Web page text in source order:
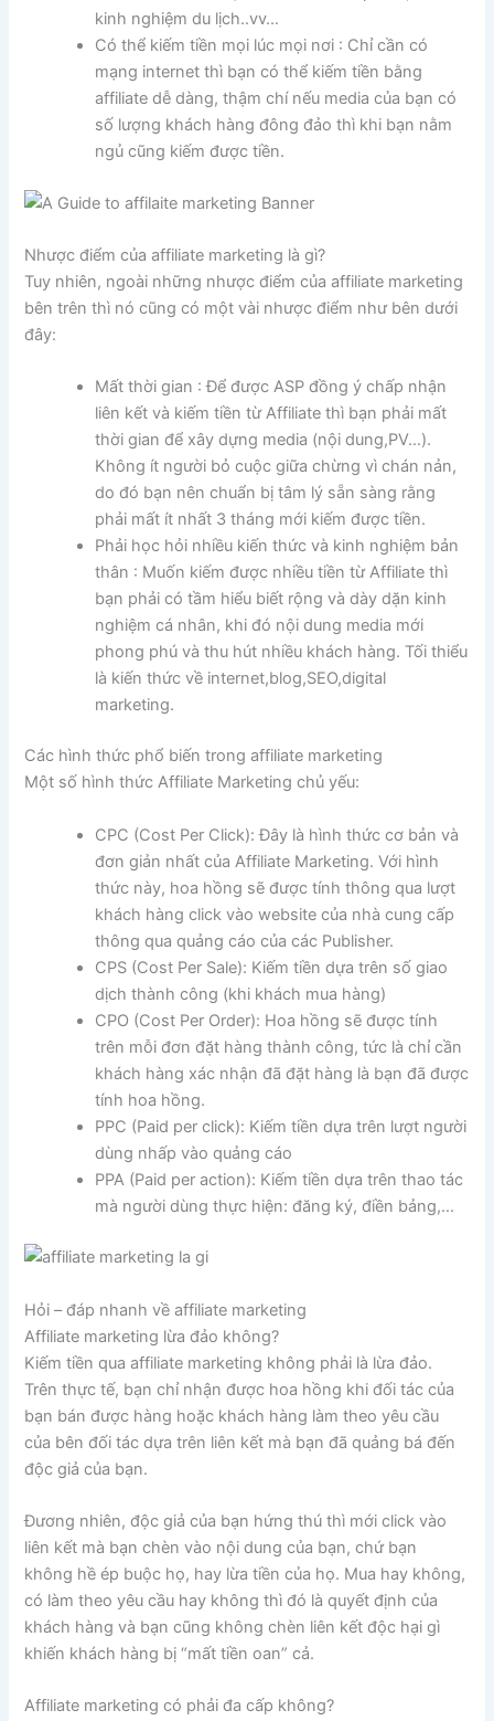
kinh nghiệm du lịch..vv…
Có thể kiếm tiền mọi lúc mọi nơi : Chỉ cần có
mạng internet thì bạn có thể kiếm tiền bằng
affiliate dễ dàng, thậm chí nếu media của bạn có
số lượng khách hàng đông đảo thì khi bạn nằm
ngủ cũng kiếm được tiền.
Nhược điểm của affiliate marketing là gì?
Tuy nhiên, ngoài những nhược điểm của affiliate marketing
bên trên thì nó cũng có một vài nhược điểm như bên dưới
đây:
Mất thời gian : Để được ASP đồng ý chấp nhận
liên kết và kiếm tiền từ Affiliate thì bạn phải mất
thời gian để xây dựng media (nội dung,PV…).
Không ít người bỏ cuộc giữa chừng vì chán nản,
do đó bạn nên chuẩn bị tâm lý sẵn sàng rằng
phải mất ít nhất 3 tháng mới kiếm được tiền.
Phải học hỏi nhiều kiến thức và kinh nghiệm bản
thân : Muốn kiếm được nhiều tiền từ Affiliate thì
bạn phải có tầm hiểu biết rộng và dày dặn kinh
nghiệm cá nhân, khi đó nội dung media mới
phong phú và thu hút nhiều khách hàng. Tối thiểu
là kiến thức về internet,blog,SEO,digital
marketing.
Các hình thức phổ biến trong affiliate marketing
Một số hình thức Affiliate Marketing chủ yếu:
CPC (Cost Per Click): Đây là hình thức cơ bản và
đơn giản nhất của Affiliate Marketing. Với hình
thức này, hoa hồng sẽ được tính thông qua lượt
khách hàng click vào website của nhà cung cấp
thông qua quảng cáo của các Publisher.
CPS (Cost Per Sale): Kiếm tiền dựa trên số giao
dịch thành công (khi khách mua hàng)
CPO (Cost Per Order): Hoa hồng sẽ được tính
trên mỗi đơn đặt hàng thành công, tức là chỉ cần
khách hàng xác nhận đã đặt hàng là bạn đã được
tính hoa hồng.
PPC (Paid per click): Kiếm tiền dựa trên lượt người
dùng nhấp vào quảng cáo
PPA (Paid per action): Kiếm tiền dựa trên thao tác
mà người dùng thực hiện: đăng ký, điền bảng,…
Hỏi – đáp nhanh về affiliate marketing
Affiliate marketing lừa đảo không?
Kiếm tiền qua affiliate marketing không phải là lừa đảo.
Trên thực tế, bạn chỉ nhận được hoa hồng khi đối tác của
bạn bán được hàng hoặc khách hàng làm theo yêu cầu
của bên đối tác dựa trên liên kết mà bạn đã quảng bá đến
độc giả của bạn.
Đương nhiên, độc giả của bạn hứng thú thì mới click vào
liên kết mà bạn chèn vào nội dung của bạn, chứ bạn
không hề ép buộc họ, hay lừa tiền của họ. Mua hay không,
có làm theo yêu cầu hay không thì đó là quyết định của
khách hàng và bạn cũng không chèn liên kết độc hại gì
khiến khách hàng bị “mất tiền oan” cả.
Affiliate marketing có phải đa cấp không?